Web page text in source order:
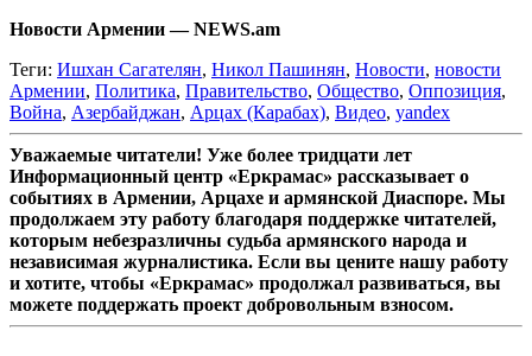
Новости Армении — NEWS.am
Теги: Ишхан Сагателян, Никол Пашинян, Новости, новости
Армении, Политика, Правительство, Общество, Оппозиция,
Война, Азербайджан, Арцах (Карабах), Видео, yandex
Уважаемые читатели! Уже более тридцати лет
Информационный центр «Еркрамас» рассказывает о
событиях в Армении, Арцахе и армянской Диаспоре. Мы
продолжаем эту работу благодаря поддержке читателей,
которым небезразличны судьба армянского народа и
независимая журналистика. Если вы цените нашу работу
и хотите, чтобы «Еркрамас» продолжал развиваться, вы
можете поддержать проект добровольным взносом.